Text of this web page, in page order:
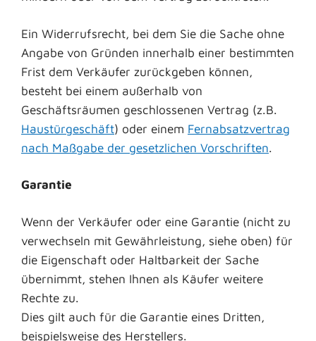
Ein Widerrufsrecht, bei dem Sie die Sache ohne
Angabe von Gründen innerhalb einer bestimmten
Frist dem Verkäufer zurückgeben können,
besteht bei einem außerhalb von
Geschäftsräumen geschlossenen Vertrag (z.B.
Haustürgeschäft) oder einem Fernabsatzvertrag
nach Maßgabe der gesetzlichen Vorschriften.
Garantie
Wenn der Verkäufer oder eine Garantie (nicht zu
verwechseln mit Gewährleistung, siehe oben) für
die Eigenschaft oder Haltbarkeit der Sache
übernimmt, stehen Ihnen als Käufer weitere
Rechte zu.
Dies gilt auch für die Garantie eines Dritten,
beispielsweise des Herstellers.